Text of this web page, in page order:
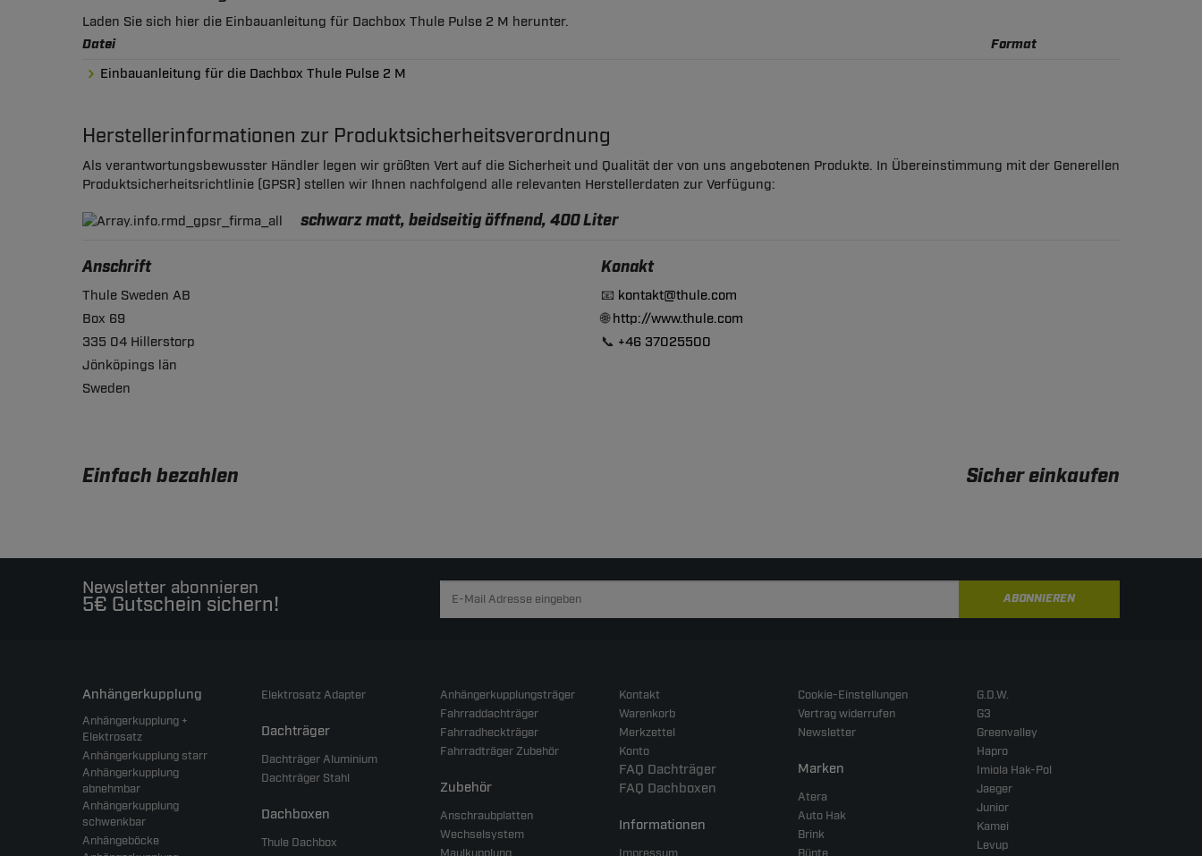
Laden Sie sich hier die Einbauanleitung für Dachbox Thule Pulse 2 M herunter.
Datei Format
Einbauanleitung für die Dachbox Thule Pulse 2 M
Herstellerinformationen zur Produktsicherheitsverordnung
Als verantwortungsbewusster Händler legen wir größten Vert auf die Sicherheit und Qualität der von uns angebotenen Produkte. In Übereinstimmung mit der Generellen
Produktsicherheitsrichtlinie (GPSR) stellen wir Ihnen nachfolgend alle relevanten Herstellerdaten zur Verfügung:
schwarz matt, beidseitig öffnend, 400 Liter
Anschrift
Thule Sweden AB
Box 69
335 04 Hillerstorp
Jönköpings län
Sweden
Konakt
📧 kontakt@thule.com
🌐http://www.thule.com
📞 +46 37025500
Einfach bezahlen Sicher einkaufen
Newsletter abonnieren
5€ Gutschein sichern! ABONNIEREN
Anhängerkupplung
Anhängerkupplung +
Elektrosatz
Anhängerkupplung starr
Anhängerkupplung
abnehmbar
Anhängerkupplung
schwenkbar
Anhängeböcke
Elektrosatz Adapter
Dachträger
Dachträger Aluminium
Dachträger Stahl
Dachboxen
Thule Dachbox
Anhängerkupplungsträger
Fahrraddachträger
Fahrradheckträger
Fahrradträger Zubehör
Zubehör
Anschraubplatten
Wechselsystem
Kontakt
Warenkorb
Merkzettel
Konto
FAQ Dachträger
FAQ Dachboxen
Informationen
Cookie-Einstellungen
Vertrag widerrufen
Newsletter
Marken
Atera
Auto Hak
Brink
G.D.W.
G3
Greenvalley
Hapro
Imiola Hak-Pol
Jaeger
Junior
Kamei
Levup